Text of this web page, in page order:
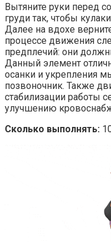
Вытяните руки перед
груди так, чтобы
Далее на вдохе
процессе движения
предплечий: они
Данный элемент
осанки и укрепления
позвоночник. Также
стабилизации работы
улучшению
Сколько выполнять: